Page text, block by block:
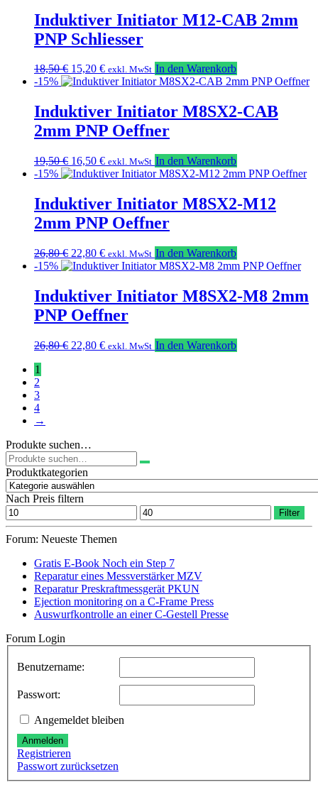
18,50 €
15,20 €.
Induktiver Initiator M12-CAB 2mm
PNP Schliesser
18,50€ Ursprünglicher
Preis
18,50 €
15,20 €Aktueller
Preis
15,20 €.
exkl. MwSt In den Warenkorb
-15%
Induktiver Initiator M8SX2-CAB
2mm PNP Oeffner
19,50€ Ursprünglicher
Preis
19,50 €
16,50 €Aktueller
Preis
16,50 €.
exkl. MwSt In den Warenkorb
-15%
Induktiver Initiator M8SX2-M12
2mm PNP Oeffner
26,80€ Ursprünglicher
Preis
26,80 €
22,80 €Aktueller
Preis
22,80 €.
exkl. MwSt In den Warenkorb
-15%
Induktiver Initiator M8SX2-M8 2mm
PNP Oeffner
26,80€ Ursprünglicher
22,80 €Aktueller
exkl. MwSt In den Warenkorb
1
2
3
4
→
Produkte suchen…
Suchen
nach:
Produktkategorien
Nach Preis filtern
Min.
Preis
Max.
Preis
Filter
Forum: Neueste Themen
Gratis E-Book Noch ein Step 7
Reparatur eines Messverstärker MZV
Reparatur Preskraftmessgerät PKUN
Ejection monitoring on a C-Frame Press
Auswurfkontrolle an einer C-Gestell Presse
Forum Login
Benutzername:
Passwort:
Angemeldet bleiben
Anmelden
Registrieren
Passwort zurücksetzen